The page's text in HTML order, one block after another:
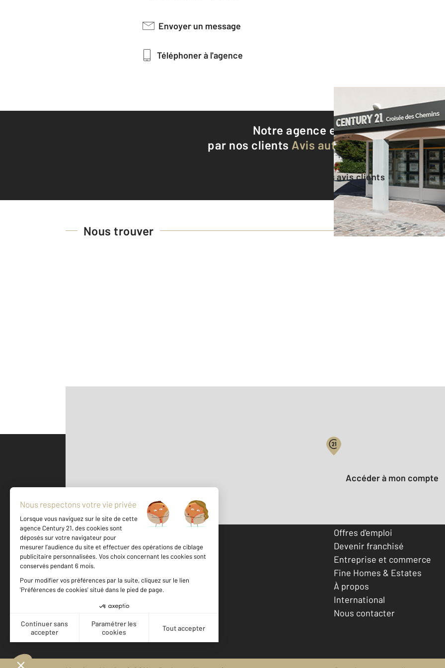
Envoyer un message
Téléphoner à l'agence
Notre agence est notée9,1/10
par nos clients Avis authentifiés par
Voir tous les avis clients
Nous trouver
500 m ©Mappy
Votre compte :
Accéder à mon compte
Votre agence est notée
Achat
Location
Offres d'emploi
Devenir franchisé
Entreprise et commerce
Fine Homes & Estates
À propos
International
Nous contacter